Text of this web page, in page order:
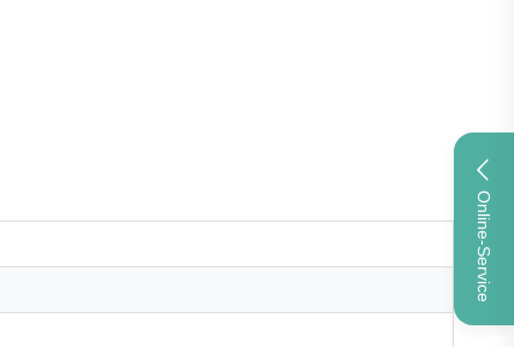
Online-Service